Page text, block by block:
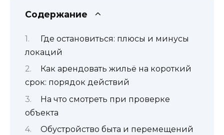
Содержание
Где остановиться: плюсы и минусы
локаций
Как арендовать жильё на короткий
срок: порядок действий
На что смотреть при проверке
объекта
Обустройство быта и перемещений